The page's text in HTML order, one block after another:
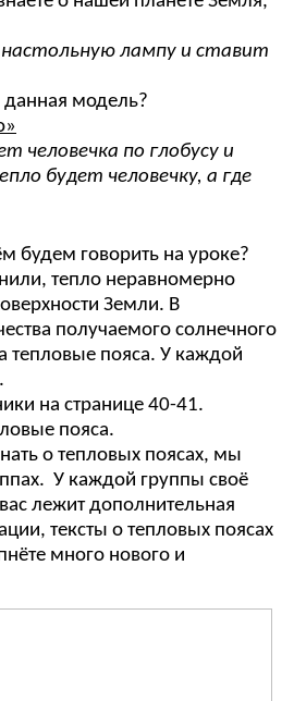
лампу и ставит
модель?
человечка по глобусу и
будет человечку, а где
будем говорить на уроке?
тепло неравномерно
Земли. В
получаемого солнечного
тепловые пояса. У каждой
на странице 40-41.
пояса.
о тепловых поясах, мы
У каждой группы своё
лежит дополнительная
тексты о тепловых поясах
много нового и